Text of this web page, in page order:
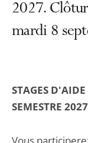
2027.
mardi 8
STAGES
SEMESTRE 2027